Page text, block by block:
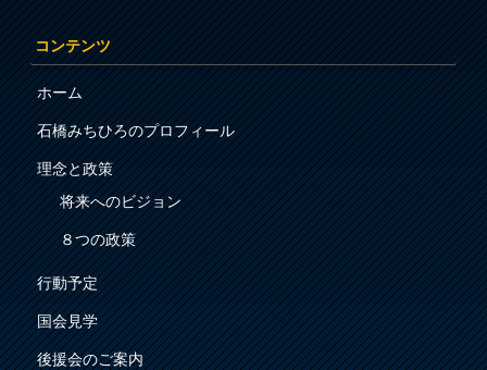
コンテンツ
ホーム
石橋みちひろのプロフィール
理念と政策
将来へのビジョン
８つの政策
行動予定
国会見学
後援会のご案内